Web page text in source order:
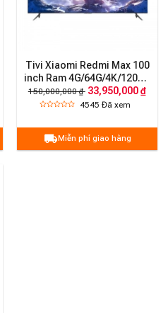
Tivi Xiaomi Redmi Max 100
inch Ram 4G/64G/4K/120Hz
– Chính hãng
150,000,000 ₫ 33,950,000 ₫
4545 Đã xem
Miễn phí giao hàng